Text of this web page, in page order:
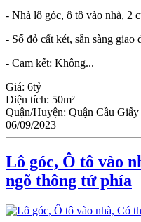
- Nhà lô góc, ô tô vào nhà, 2
- Sổ đỏ cất két, sẵn sàng giao
- Cam kết: Không...
Giá: 6tỷ
Diện tích: 50m²
Quận/Huyện: Quận Cầu Giấy
06/09/2023
Lô góc, Ô tô vào
ngõ thông tứ phía